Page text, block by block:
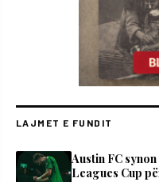
LAJMET E FUNDIT
Austin FC
Leagues Cup